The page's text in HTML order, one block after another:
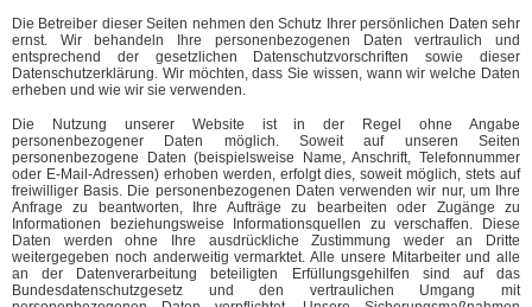
Die Betreiber dieser Seiten nehmen den Schutz Ihrer persönlichen Daten sehr
ernst. Wir behandeln Ihre personenbezogenen Daten vertraulich und
entsprechend der gesetzlichen Datenschutzvorschriften sowie dieser
Datenschutzerklärung. Wir möchten, dass Sie wissen, wann wir welche Daten
erheben und wie wir sie verwenden.
Die Nutzung unserer Website ist in der Regel ohne Angabe
personenbezogener Daten möglich. Soweit auf unseren Seiten
personenbezogene Daten (beispielsweise Name, Anschrift, Telefonnummer
oder E-Mail-Adressen) erhoben werden, erfolgt dies, soweit möglich, stets auf
freiwilliger Basis. Die personenbezogenen Daten verwenden wir nur, um Ihre
Anfrage zu beantworten, Ihre Aufträge zu bearbeiten oder Zugänge zu
Informationen beziehungsweise Informationsquellen zu verschaffen. Diese
Daten werden ohne Ihre ausdrückliche Zustimmung weder an Dritte
weitergegeben noch anderweitig vermarktet. Alle unsere Mitarbeiter und alle
an der Datenverarbeitung beteiligten Erfüllungsgehilfen sind auf das
Bundesdatenschutzgesetz und den vertraulichen Umgang mit